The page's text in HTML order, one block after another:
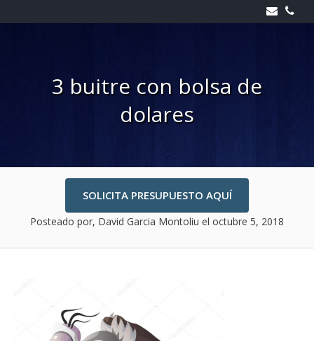
to
3 buitre con bolsa de
dolares
SOLICITA PRESUPUESTO AQUÍ
Posteado por, David Garcia Montoliu el octubre 5, 2018